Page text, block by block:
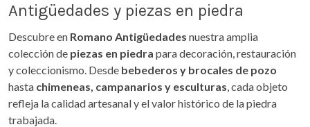
Antigüedades y piezas en piedra
Descubre en Romano Antigüedades nuestra amplia
colección de piezas en piedra para decoración, restauración
y coleccionismo. Desde bebederos y brocales de pozo
hasta chimeneas, campanarios y esculturas, cada objeto
refleja la calidad artesanal y el valor histórico de la piedra
trabajada.